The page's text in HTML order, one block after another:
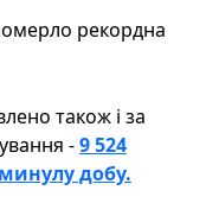
рекордна
також і за
-9 524
добу.